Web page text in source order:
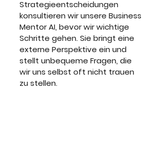
Strategieentscheidungen
konsultieren wir unsere Business
Mentor AI, bevor wir wichtige
Schritte gehen. Sie bringt eine
externe Perspektive ein und
stellt unbequeme Fragen, die
wir uns selbst oft nicht trauen
zu stellen.